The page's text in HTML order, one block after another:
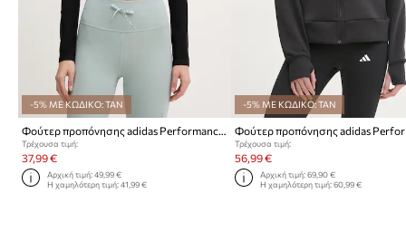
-5% ΜΕ ΚΩΔΙΚΟ: TAN
Φούτερ προπόνησης adidas Performance
Τρέχουσα τιμή:
37,99 €
Αρχική τιμή:49,99 €
Η χαμηλότερη τιμή:41,99 €
-5% ΜΕ ΚΩΔΙΚΟ: TAN
Τρέχουσα τιμή:
56,99 €
Αρχική τιμή: 69,90 €
Η χαμηλότερη τιμή: 60,99 €